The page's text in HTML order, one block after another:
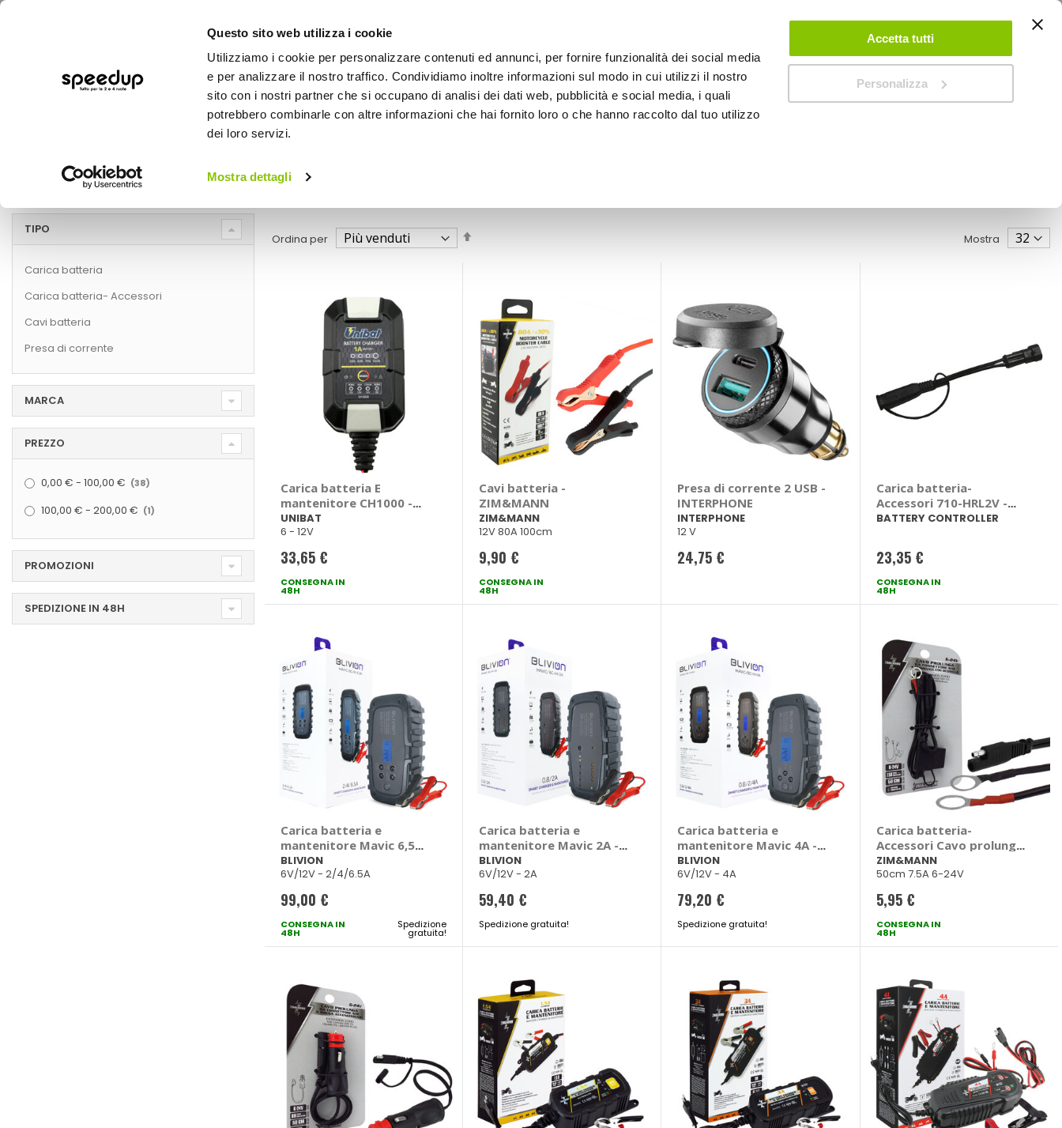
Questo sito web utilizza i cookie
Utilizziamo i cookie per personalizzare contenuti ed annunci, per fornire funzionalità dei social media
e per analizzare il nostro traffico. Condividiamo inoltre informazioni sul modo in cui utilizzi il nostro
sito con i nostri partner che si occupano di analisi dei dati web, pubblicità e social media, i quali
potrebbero combinarle con altre informazioni che hai fornito loro o che hanno raccolto dal tuo utilizzo
dei loro servizi.
Mostra dettagli
Accetta tutti
Personalizza
ACCEDI CREA UN ACCOUNT CONTATTACI
BICI OUTDOOR
Moto Manutenzione e ricambi moto
Caricabatterie e Ottimizzatori per Moto in Vendita Online
Ordina per Mostra
Carica batteria E
mantenitore CH1000 -
UNIBAT
UNIBAT
6 - 12V
33,65 €
CONSEGNA IN
48H
Cavi batteria -
ZIM&MANN
ZIM&MANN
12V 80A 100cm
9,90 €
CONSEGNA IN
48H
Presa di corrente 2 USB -
INTERPHONE
INTERPHONE
12 V
24,75 €
Carica batteria-
Accessori 710-HRL2V -
BATTERY CONTROLLER
BATTERY CONTROLLER
23,35 €
CONSEGNA IN
48H
Carica batteria e
mantenitore Mavic 6,5A -
BLIVION
BLIVION
6V/12V - 2/4/6.5A
99,00 €
CONSEGNA IN
48H
Spedizione
gratuita!
Carica batteria e
mantenitore Mavic 2A -
BLIVION
BLIVION
6V/12V - 2A
59,40 €
Spedizione gratuita!
Carica batteria e
mantenitore Mavic 4A -
BLIVION
BLIVION
6V/12V - 4A
79,20 €
Spedizione gratuita!
Carica batteria-
Accessori Cavo prolunga
- ZIM&MANN
ZIM&MANN
50cm 7.5A 6-24V
5,95 €
CONSEGNA IN
48H
TIPO
Carica batteria
Carica batteria- Accessori
Cavi batteria
Presa di corrente
MARCA
PREZZO
0,00 € - 100,00 € 38
100,00 € - 200,00 € 1
PROMOZIONI
SPEDIZIONE IN 48H